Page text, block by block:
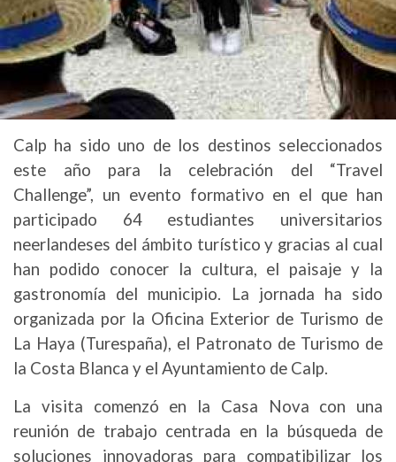
Calp ha sido uno de los destinos seleccionados
este año para la celebración del “Travel
Challenge”, un evento formativo en el que han
participado 64 estudiantes universitarios
neerlandeses del ámbito turístico y gracias al cual
han podido conocer la cultura, el paisaje y la
gastronomía del municipio. La jornada ha sido
organizada por la Oficina Exterior de Turismo de
La Haya (Turespaña), el Patronato de Turismo de
la Costa Blanca y el Ayuntamiento de Calp.
La visita comenzó en la Casa Nova con una
reunión de trabajo centrada en la búsqueda de
soluciones innovadoras para compatibilizar los